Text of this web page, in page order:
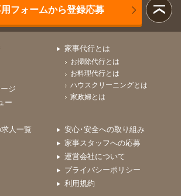
用フォームから登録応募
ジ
ー
家事代行とは
お掃除代行とは
お料理代行とは
ハウスクリーニングとは
家政婦とは
人一覧
安心･安全への取り組み
家事スタッフへの応募
運営会社について
プライバシーポリシー
利用規約